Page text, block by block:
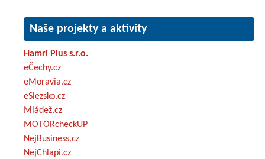
Naše projekty a aktivity
Hamri Plus s.r.o.
eČechy.cz
eMoravia.cz
eSlezsko.cz
Mládež.cz
MOTORcheckUP
NejBusiness.cz
NejChlapi.cz